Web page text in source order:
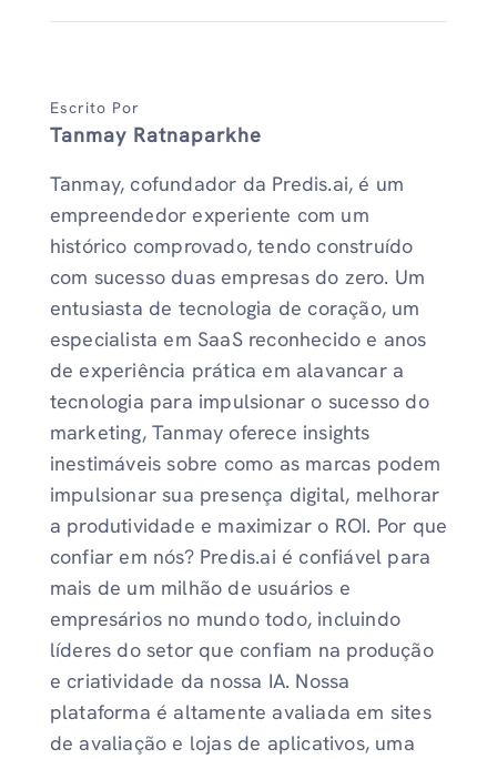
Escrito Por
Tanmay Ratnaparkhe
Tanmay, cofundador da Predis.ai, é um
empreendedor experiente com um
histórico comprovado, tendo construído
com sucesso duas empresas do zero. Um
entusiasta de tecnologia de coração, um
especialista em SaaS reconhecido e anos
de experiência prática em alavancar a
tecnologia para impulsionar o sucesso do
marketing, Tanmay oferece insights
inestimáveis ​​sobre como as marcas podem
impulsionar sua presença digital, melhorar
a produtividade e maximizar o ROI. Por que
confiar em nós? Predis.ai é confiável para
mais de um milhão de usuários e
empresários no mundo todo, incluindo
líderes do setor que confiam na produção
e criatividade da nossa IA. Nossa
plataforma é altamente avaliada em sites
de avaliação e lojas de aplicativos, uma